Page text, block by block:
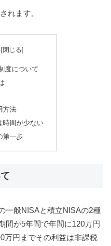
れます。
度について
方法
時間が少ない
第一歩
一般NISAと積立NISAの2種
間が5年間で年間に120万円
万円までその利益は非課税